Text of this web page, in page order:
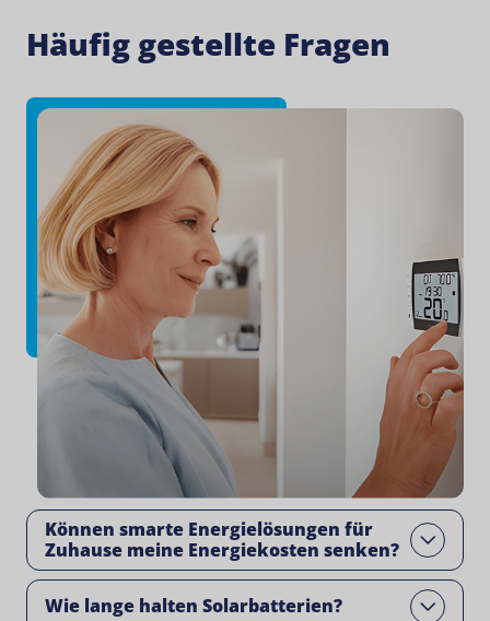
Häufig gestellte Fragen
Können smarte Energielösungen für
Zuhause meine Energiekosten senken?
Open
Wie lange halten Solarbatterien? Open